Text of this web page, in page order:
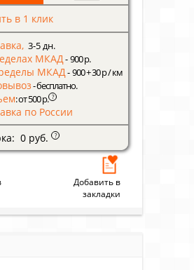
в 1 клик
3-5 дн.
МКАД- 900 р.
МКАД- 900 + 30 р / км
- бесплатно.
: от 500 р. ?
по России
0 руб.
?
Добавить в
закладки